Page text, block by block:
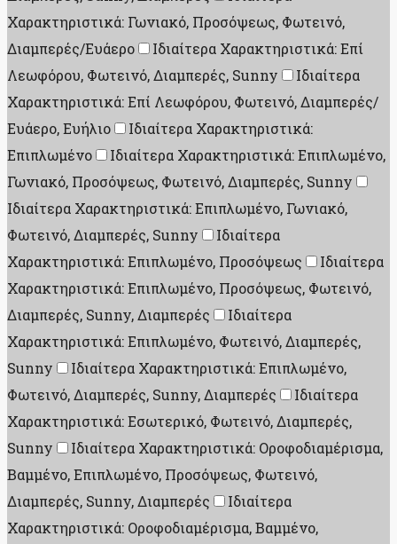
Χαρακτηριστικά: Γωνιακό, Προσόψεως, Φωτεινό,
Διαμπερές/Ευάερο
Ιδιαίτερα Χαρακτηριστικά: Επί
Λεωφόρου, Φωτεινό, Διαμπερές, Sunny
Ιδιαίτερα
Χαρακτηριστικά: Επί Λεωφόρου, Φωτεινό, Διαμπερές/
Ευάερο, Ευήλιο
Ιδιαίτερα Χαρακτηριστικά:
Επιπλωμένο
Ιδιαίτερα Χαρακτηριστικά: Επιπλωμένο,
Γωνιακό, Προσόψεως, Φωτεινό, Διαμπερές, Sunny
Ιδιαίτερα Χαρακτηριστικά: Επιπλωμένο, Γωνιακό,
Φωτεινό, Διαμπερές, Sunny
Ιδιαίτερα
Χαρακτηριστικά: Επιπλωμένο, Προσόψεως
Ιδιαίτερα
Χαρακτηριστικά: Επιπλωμένο, Προσόψεως, Φωτεινό,
Διαμπερές, Sunny, Διαμπερές
Ιδιαίτερα
Χαρακτηριστικά: Επιπλωμένο, Φωτεινό, Διαμπερές,
Sunny
Ιδιαίτερα Χαρακτηριστικά: Επιπλωμένο,
Φωτεινό, Διαμπερές, Sunny, Διαμπερές
Ιδιαίτερα
Χαρακτηριστικά: Εσωτερικό, Φωτεινό, Διαμπερές,
Sunny
Ιδιαίτερα Χαρακτηριστικά: Οροφοδιαμέρισμα,
Βαμμένο, Επιπλωμένο, Προσόψεως, Φωτεινό,
Διαμπερές, Sunny, Διαμπερές
Ιδιαίτερα
Χαρακτηριστικά: Οροφοδιαμέρισμα, Βαμμένο,